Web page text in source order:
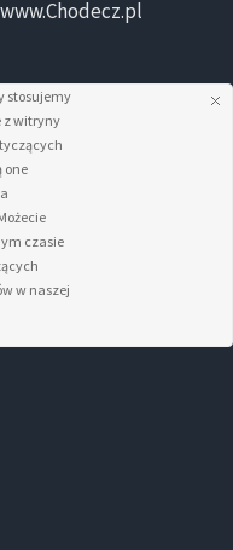
stosujemy
z witryny
one
czasie
w naszej